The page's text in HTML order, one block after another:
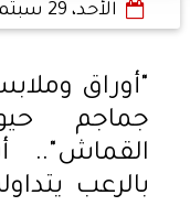
الأحد، 29 سبتمبر 2024
"أوراق
جماجم
القماش"..
بالرعب